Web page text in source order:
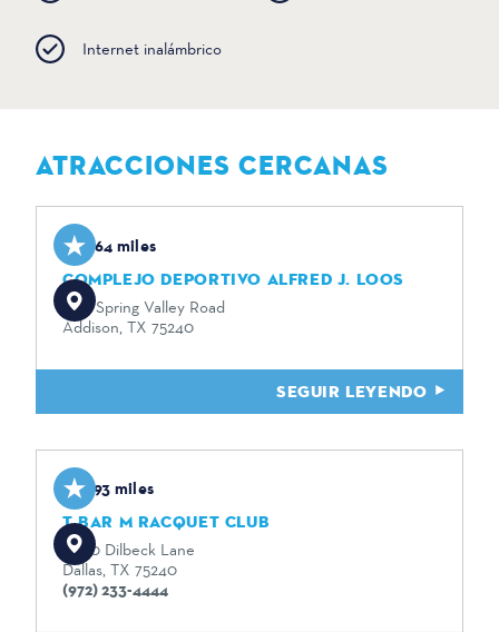
Internet inalámbrico
ATRACCIONES CERCANAS
1.64 miles
COMPLEJO DEPORTIVO ALFRED J. LOOS
3815 Spring Valley Road
Addison, TX 75240
SEGUIR LEYENDO
1.93 miles
T BAR M RACQUET CLUB
6060 Dilbeck Lane
Dallas, TX 75240
(972) 233-4444